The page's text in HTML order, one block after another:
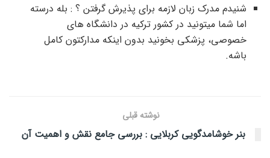
شنیدم مدرک زبان لازمه برای پذیرش گرفتن ؟ : بله درسته
اما شما میتونید در کشور ترکیه در دانشگاه های
خصوصی، پزشکی بخونید بدون اینکه مدارکتون کامل
باشه.
نوشته قبلی
بنر خوشامدگویی کربلایی : بررسی جامع نقش و اهمیت آن